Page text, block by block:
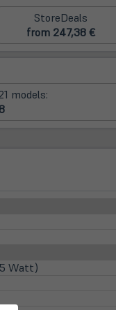
StoreDeals
from 247,38 €
models:
Watt)